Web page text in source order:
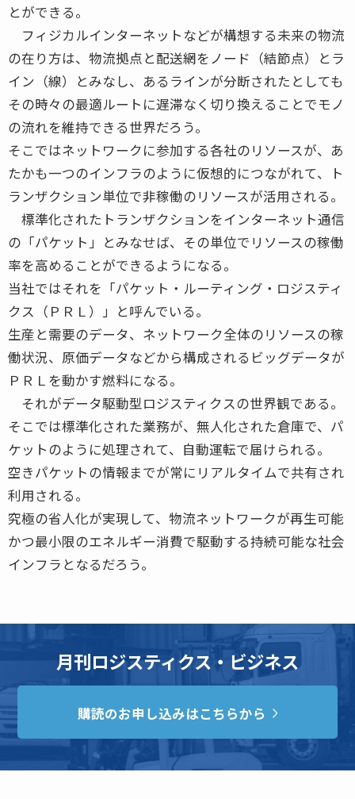
とができる。
フィジカルインターネットなどが構想する未来の物流
の在り方は、物流拠点と配送網をノード（結節点）とラ
イン（線）とみなし、あるラインが分断されたとしても
その時々の最適ルートに遅滞なく切り換えることでモノ
の流れを維持できる世界だろう。
そこではネットワークに参加する各社のリソースが、あ
たかも一つのインフラのように仮想的につながれて、ト
ランザクション単位で非稼働のリソースが活用される。
標準化されたトランザクションをインターネット通信
の「パケット」とみなせば、その単位でリソースの稼働
率を高めることができるようになる。
当社ではそれを「パケット・ルーティング・ロジスティ
クス（ＰＲＬ）」と呼んでいる。
生産と需要のデータ、ネットワーク全体のリソースの稼
働状況、原価データなどから構成されるビッグデータが
ＰＲＬを動かす燃料になる。
それがデータ駆動型ロジスティクスの世界観である。
そこでは標準化された業務が、無人化された倉庫で、パ
ケットのように処理されて、自動運転で届けられる。
空きパケットの情報までが常にリアルタイムで共有され
利用される。
究極の省人化が実現して、物流ネットワークが再生可能
かつ最小限のエネルギー消費で駆動する持続可能な社会
インフラとなるだろう。
月刊ロジスティクス・ビジネス
購読のお申し込みはこちらから